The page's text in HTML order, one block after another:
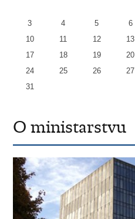
3
4 5 6
10
11 12 13
17
18 19 20
24
25 26 27
31
O ministarstvu